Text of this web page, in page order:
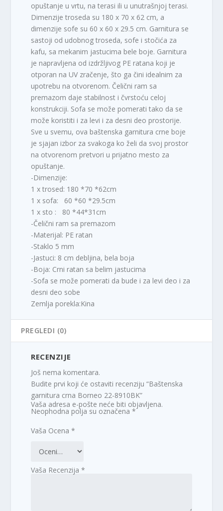
opuštanje u vrtu, na terasi ili u unutrašnjoj terasi.
Dimenzije troseda su 180 x 70 x 62 cm, a
dimenzije sofe su 60 x 60 x 29.5 cm. Garnitura se
sastoji od udobnog troseda, sofe i stočića za
kafu, sa mekanim jastucima bele boje. Garnitura
je napravljena od izdržljivog PE ratana koji je
otporan na UV zračenje, što ga čini idealnim za
upotrebu na otvorenom. Čelični ram sa
premazom daje stabilnost i čvrstoću celoj
konstrukciji. Sofa se može pomerati tako da se
može koristiti i za levi i za desni deo prostorije.
Sve u svemu, ova baštenska garnitura crne boje
je sjajan izbor za svakoga ko želi da svoj prostor
na otvorenom pretvori u prijatno mesto za
opuštanje.
-Dimenzije:
1 x trosed: 180 *70 *62cm
1 x sofa: 60 *60 *29.5cm
1 x sto : 80 *44*31cm
-Čelični ram sa premazom
-Materijal: PE ratan
-Staklo 5 mm
-Jastuci: 8 cm debljina, bela boja
-Boja: Crni ratan sa belim jastucima
-Sofa se može pomerati da bude i za levi deo i za
desni deo sobe
Zemlja porekla:Kina
PREGLEDI (0)
RECENZIJE
Još nema komentara.
Budite prvi koji će ostaviti recenziju “Baštenska
garnitura crna Borneo 22-8910BK”
Vaša adresa e-pošte neće biti objavljena.
Neophodna polja su označena*
Vaša Ocena*
Vaša Recenzija*